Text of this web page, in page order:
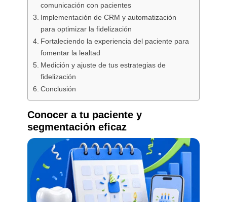
comunicación con pacientes
Implementación de CRM y automatización
para optimizar la fidelización
Fortaleciendo la experiencia del paciente para
fomentar la lealtad
Medición y ajuste de tus estrategias de
fidelización
Conclusión
Conocer a tu paciente y
segmentación eficaz